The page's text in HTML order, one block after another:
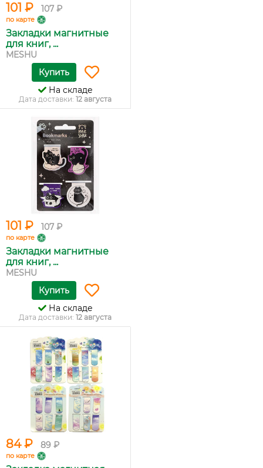
101 ₽ 107 ₽
по карте
Закладки магнитные
для книг, ...
MESHU
Купить
На складе
Дата доставки: 12 августа
101 ₽ 107 ₽
по карте
Закладки магнитные
для книг, ...
MESHU
Купить
На складе
Дата доставки: 12 августа
84 ₽ 89 ₽
по карте